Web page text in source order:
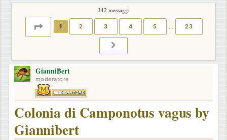
342 messaggi
PAGINA DI
1 2 3 4 5 … 23
GianniBert
moderatore
Colonia di Camponotus vagus by
Giannibert